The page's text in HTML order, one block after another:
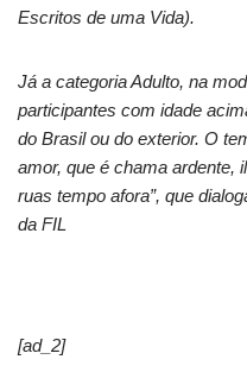
Escritos de uma Vida).
Já a categoria Adulto, na
participantes com idade
do Brasil ou do exterior. O
amor, que é chama ardente,
ruas tempo afora”, que
da FIL
[ad_2]